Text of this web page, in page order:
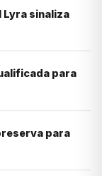
Lyra sinaliza
para
para